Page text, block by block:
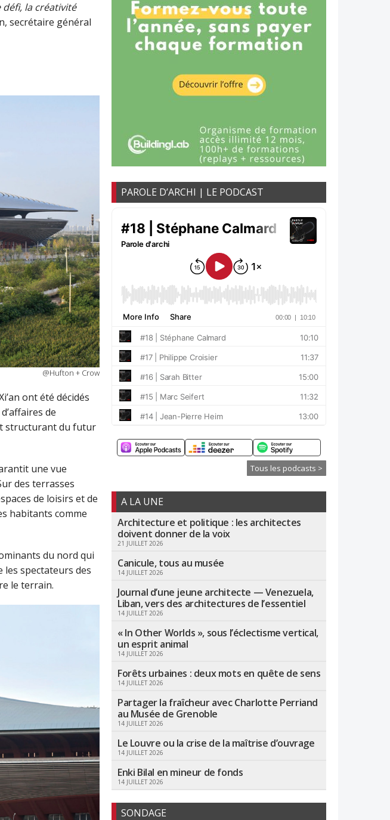
défi, la créativité
secrétaire général
@Hufton + Crow
ont été décidés
de
structurant du futur
une vue
des terrasses
de loisirs et de
habitants comme
du nord qui
spectateurs des
le terrain.
PAROLE D’ARCHI | LE PODCAST
Tous les podcasts >
A LA UNE
Architecture et politique : les architectes
doivent donner de la voix
21 JUILLET 2026
Canicule, tous au musée
14 JUILLET 2026
Journal d’une jeune architecte — Venezuela,
Liban, vers des architectures de l’essentiel
14 JUILLET 2026
« In Other Worlds », sous l’éclectisme vertical,
un esprit animal
14 JUILLET 2026
Forêts urbaines : deux mots en quête de sens
14 JUILLET 2026
Partager la fraîcheur avec Charlotte Perriand
au Musée de Grenoble
14 JUILLET 2026
Le Louvre ou la crise de la maîtrise d’ouvrage
14 JUILLET 2026
Enki Bilal en mineur de fonds
14 JUILLET 2026
SONDAGE